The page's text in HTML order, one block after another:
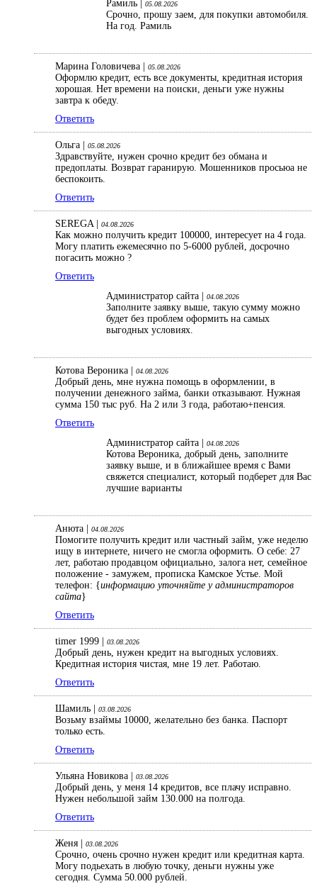
Рамиль | 05.08.2026
Срочно, прошу заем, для покупки автомобиля.
На год. Рамиль
Марина Головичева | 05.08.2026
Оформлю кредит, есть все документы, кредитная история
хорошая. Нет времени на поиски, деньги уже нужны
завтра к обеду.
Ответить
Ольга | 05.08.2026
Здравствуйте, нужен срочно кредит без обмана и
предоплаты. Возврат гаранирую. Мошенников просьюа не
беспокоить.
Ответить
SEREGA | 04.08.2026
Как можно получить кредит 100000, интересует на 4 года.
Могу платить ежемесячно по 5-6000 рублей, досрочно
погасить можно ?
Ответить
Администратор сайта |
04.08.2026
Заполните заявку выше, такую сумму можно
будет без проблем оформить на самых
выгодных условиях.
Котова Вероника | 04.08.2026
Добрый день, мне нужна помощь в оформлении, в
получении денежного займа, банки отказывают. Нужная
сумма 150 тыс руб. На 2 или 3 года, работаю+пенсия.
Ответить
Администратор сайта |
04.08.2026
Котова Вероника, добрый день, заполните
заявку выше, и в ближайшее время с Вами
свяжется специалист, который подберет для Вас
лучшие варианты
Анюта | 04.08.2026
Помогите получить кредит или частный займ, уже неделю
ищу в интернете, ничего не смогла оформить. О себе: 27
лет, работаю продавцом официально, залога нет, семейное
положение - замужем, прописка Камское Устье. Мой
телефон: {информацию уточняйте у администраторов
сайта}
Ответить
timer 1999 | 03.08.2026
Добрый день, нужен кредит на выгодных условиях.
Кредитная история чистая, мне 19 лет. Работаю.
Ответить
Шамиль | 03.08.2026
Возьму взаймы 10000, желательно без банка. Паспорт
только есть.
Ответить
Ульяна Новикова | 03.08.2026
Добрый день, у меня 14 кредитов, все плачу исправно.
Нужен небольшой займ 130.000 на полгода.
Ответить
Женя | 03.08.2026
Срочно, очень срочно нужен кредит или кредитная карта.
Могу подьехать в любую точку, деньги нужны уже
сегодня. Сумма 50.000 рублей.